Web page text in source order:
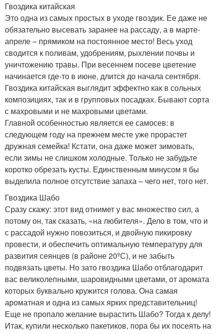
Гвоздика китайская
Это одна из самых простых в уходе гвоздик. Ее даже не
обязательно высевать заранее на рассаду, а в марте-
апреле – прямиком на постоянное место! Весь уход
сводится к поливам, удобрениям, рыхлении почвы и
уничтожению травы. При весеннем посеве цветение
начинается где-то в июне, длится до начала сентября.
Гвоздика китайская выглядит эффектно как в сольных
композициях, так и в групповых посадках. Бывают сорта
с махровыми и не махровыми цветами.
Главной особенностью является ее самосев: в
следующем году на прежнем месте уже прорастет
дружная семейка! Кстати, она даже может зимовать,
если зимы не слишком холодные. Только не забудьте
коротко обрезать кусты. Единственным минусом я бы
выделила полное отсутствие запаха – чего нет, того нет.
Гвоздика Шабо
Сразу скажу: этот вид отнимет у вас множество сил, а
потому он, так сказать, «на любителя». Дело в том, что и
с рассадой нужно повозиться, и двойную пикировку
провести, и обеспечить оптимальную температуру для
развития сеянцев (в районе 20ºС), и не забыть
подвязать цветы. Но зато гвоздика Шабо отблагодарит
вас великолепными, шаровидными цветами, от аромата
которых буквально кружится голова. Она самая
ароматная и одна из самых ярких представительниц!
Еще не пропало желание вырастить Шабо? Тогда к делу!
Итак, купили несколько пакетиков, пора бы их посеять на